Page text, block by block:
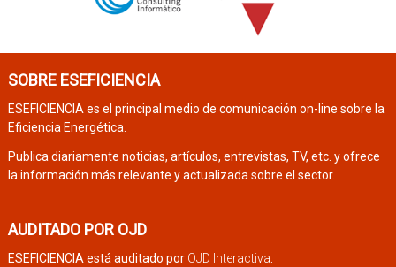
SOBRE ESEFICIENCIA
ESEFICIENCIA es el principal medio de comunicación on-line sobre la
Eficiencia Energética.
Publica diariamente noticias, artículos, entrevistas, TV, etc. y ofrece
la información más relevante y actualizada sobre el sector.
AUDITADO POR OJD
ESEFICIENCIA está auditado por OJD Interactiva